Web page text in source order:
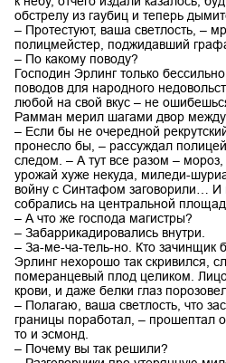
обстрелу из гаубиц и теперь
– Протестуют, ваша светлость, –
полицмейстер, поджидавший
– По какому поводу?
Господин Эрлинг только
поводов для народного
любой на свой вкус – не
Рамман мерил шагами двор между
– Если бы не очередной
пронесло бы, – рассуждал
следом. – А тут все разом –
урожай хуже некуда, миледи-
войну с Синтафом заговорили… И
собрались на центральной
– А что же господа магистры?
– Забаррикадировались внутри.
– За-ме-ча-тель-но. Кто зачинщик
Эрлинг нехорошо так скривился,
померанцевый плод целиком.
крови, и даже белки глаз
– Полагаю, ваша светлость, что
границы поработал, – прошептал
то и эсмонд.
– Почему вы так решили?